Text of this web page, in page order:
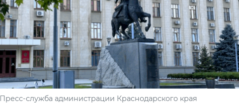
Пресс-служба администрации Краснодарского края